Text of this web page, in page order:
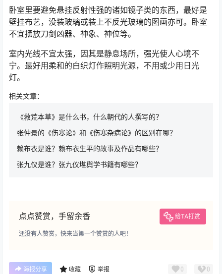
卧室里要避免悬挂反射性强的诸如镜子类的东西，最好是
壁挂布艺，没装玻璃或装上不反光玻璃的图画亦可。卧室
不宜摆放刀剑凶器、神象、神位等。
室内光线不宜太强，因其是静息场所，强光使人心境不
宁。最好用柔和的白织灯作照明光源，不用或少用日光
灯。
相关文章：
《救荒本草》是什么书，什么朝代的人撰写的？
张仲景的《伤寒论》和《伤寒杂病论》的区别在哪？
赖布衣是谁？赖布衣生平的故事及作品有哪些？
张九仪是谁？张九仪堪舆学书籍有哪些？
点点赞赏，手留余香 给TA打赏
还没有人赞赏，快来当第一个赞赏的人吧！
海报分享 收藏 举报 0 0